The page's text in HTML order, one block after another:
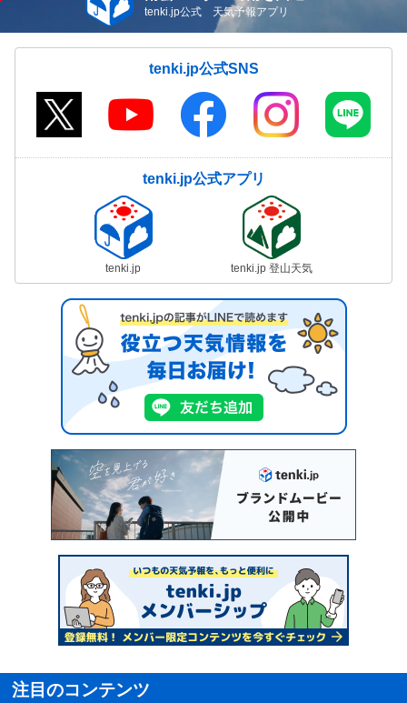
tenki.jp公式 天気予報アプリ
tenki.jp公式SNS
tenki.jp公式アプリ
tenki.jp tenki.jp 登山天気
注目のコンテンツ